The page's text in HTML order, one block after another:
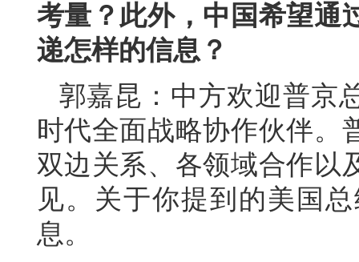
考量？此外，中国希望通
递怎样的信息？
郭嘉昆：中方欢迎普京
时代全面战略协作伙伴。
双边关系、各领域合作以
见。关于你提到的美国
息。